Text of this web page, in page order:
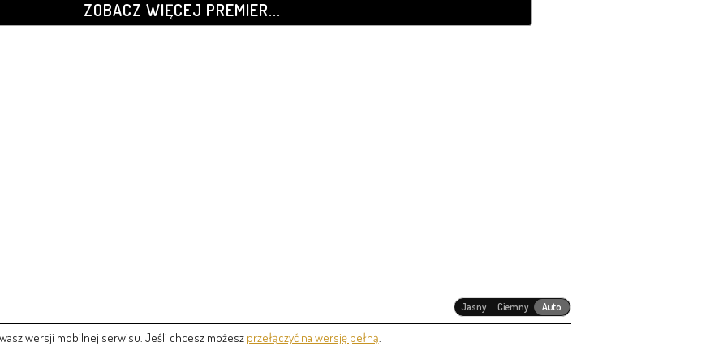
ZOBACZ WIĘCEJ PREMIER...
Jasny Ciemny Auto
wersji mobilnej serwisu. Jeśli chcesz możesz przełączyć na wersję pełną